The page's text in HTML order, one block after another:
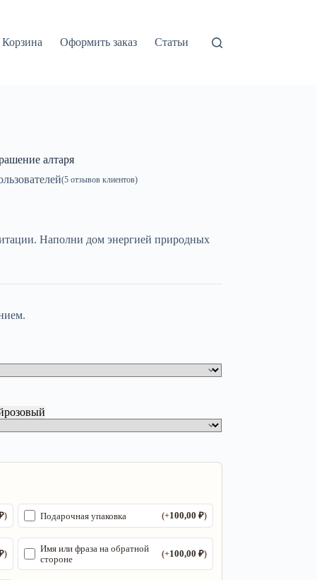
Корзина Оформить заказ Статьи
алтаря
(5отзывов клиентов)
Наполни дом энергией природных
розовый
) Подарочная упаковка (+100,00 ₽)
)
Имя или фраза на обратной
стороне
(+100,00 ₽)